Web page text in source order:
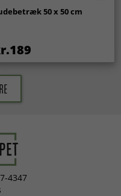
50 x 50 cm
4347